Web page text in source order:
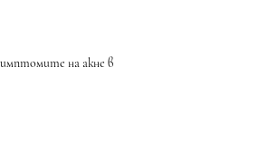
на акне в